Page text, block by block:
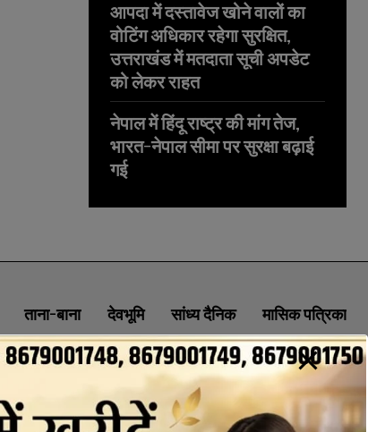
आपदा में दस्तावेज खोने वालों का
वोटिंग अधिकार रहेगा सुरक्षित,
उत्तराखंड में मतदाता सूची अपडेट
को लेकर राहत
नेपाल में हिंदू राष्ट्र की मांग तेज,
भारत-नेपाल सीमा पर सुरक्षा बढ़ाई
गई
ताना-बाना देवभूमि सांध्य दैनिक मासिक पत्रिका
CONTACT PRIVACY POLICY NEWSLETTER